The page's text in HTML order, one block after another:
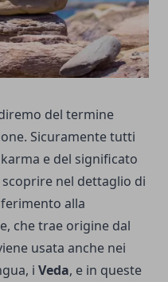
del termine
Sicuramente tutti
e del significato
nel dettaglio di
alla
che trae origine dal
usata anche nei
i Veda, e in queste